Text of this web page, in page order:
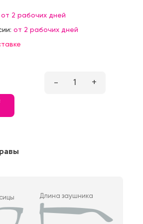
от 2 рабочих дней
от 2 рабочих дней
– 1 +
Длина заушника